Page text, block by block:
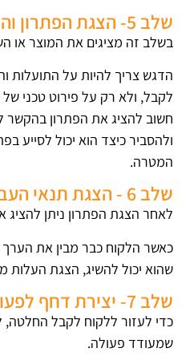
שלב 5- הצגת הפתרון והתועלות
בשלב זה מציגים את המוצר או
הדגש צריך להיות על התועלות
לקבל, ולא רק על פירוט טכני של
חשוב להציג את הפתרון בהקשר
ולהסביר כיצד הוא יכול לסייע
המטרה.
שלב 6 - הצגת תנאי העבודה והעלות
לאחר הצגת הפתרון ניתן להציג
כאשר הלקוח כבר מבין את
שהוא יכול להשיג, הצגת העלות
שלב 7- יצירת דחף לפעולה
כדי לעזור ללקוח לקבל החלטה,
שמעודד פעולה.